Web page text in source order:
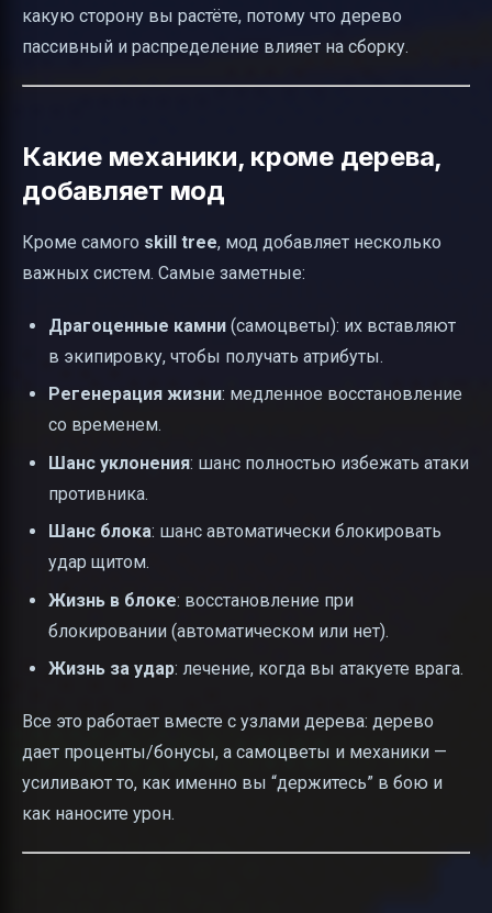
какую сторону вы растёте, потому что дерево
пассивный и распределение влияет на сборку.
Какие механики, кроме дерева,
добавляет мод
Кроме самого skill tree, мод добавляет несколько
важных систем. Самые заметные:
Драгоценные камни (самоцветы): их вставляют
в экипировку, чтобы получать атрибуты.
Регенерация жизни: медленное восстановление
со временем.
Шанс уклонения: шанс полностью избежать атаки
противника.
Шанс блока: шанс автоматически блокировать
удар щитом.
Жизнь в блоке: восстановление при
блокировании (автоматическом или нет).
Жизнь за удар: лечение, когда вы атакуете врага.
Все это работает вместе с узлами дерева: дерево
дает проценты/бонусы, а самоцветы и механики —
усиливают то, как именно вы “держитесь” в бою и
как наносите урон.